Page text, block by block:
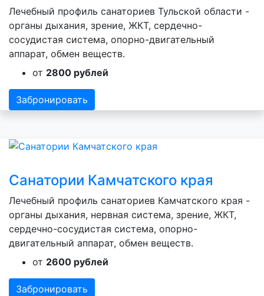
Лечебный профиль санаториев Тульской области -
органы дыхания, зрение, ЖКТ, сердечно-
сосудистая система, опорно-двигательный
аппарат, обмен веществ.
от 2800 рублей
Забронировать
Санатории Камчатского края
Лечебный профиль санаториев Камчатского края -
органы дыхания, нервная система, зрение, ЖКТ,
сердечно-сосудистая система, опорно-
двигательный аппарат, обмен веществ.
от 2600 рублей
Забронировать